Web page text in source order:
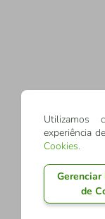
Utilizamos
experiência
Cookies.
Gerenciar
de